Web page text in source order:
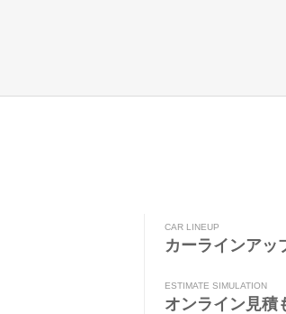
CAR LINEUP
カーラインアッ
ESTIMATE SIMULATION
オンライン見積